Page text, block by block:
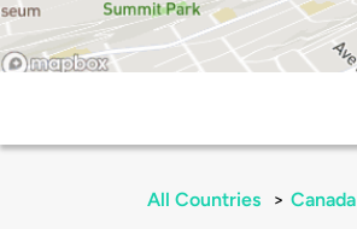
All Countries > Canada